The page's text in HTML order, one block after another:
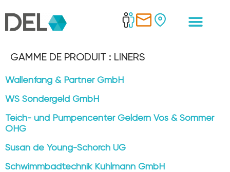
GAMME DE PRODUIT : LINERS
Wallenfang & Partner GmbH
WS Sondergeld GmbH
Teich- und Pumpencenter Geldern Vos & Sommer
OHG
Susan de Young-Schorch UG
Schwimmbadtechnik Kuhlmann GmbH